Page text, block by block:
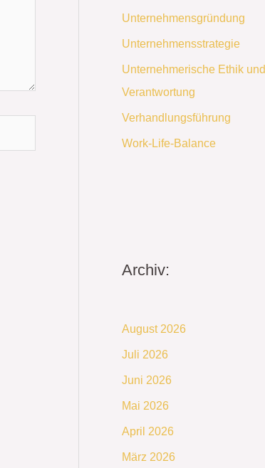
Unternehmensgründung
Unternehmensstrategie
Unternehmerische Ethik und
Verantwortung
Verhandlungsführung
Work-Life-Balance
Archiv:
August 2026
Juli 2026
Juni 2026
Mai 2026
April 2026
März 2026